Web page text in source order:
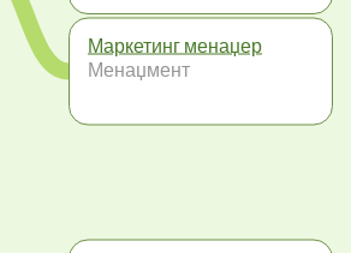
Маркетинг менаџер
Менаџмент